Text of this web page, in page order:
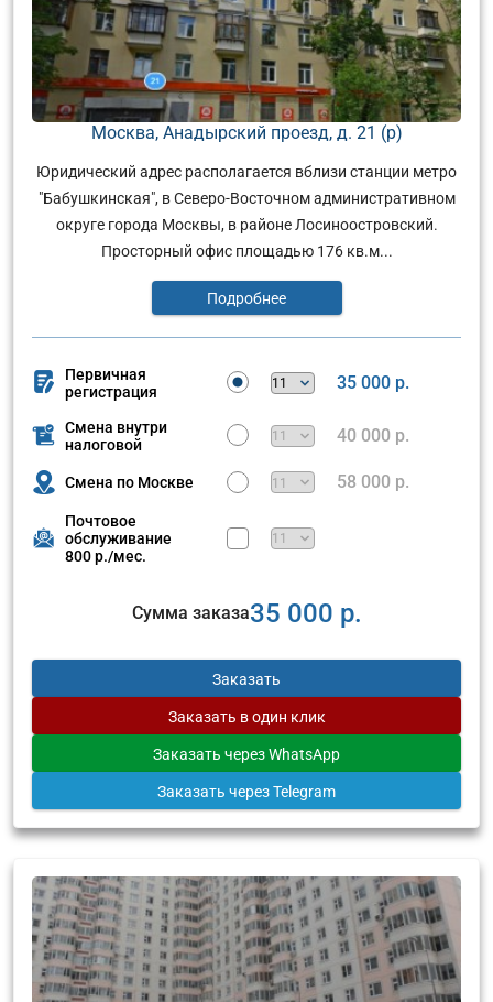
Москва, Анадырский проезд, д. 21 (р)
Юридический адрес располагается вблизи станции метро
"Бабушкинская", в Северо-Восточном административном
округе города Москвы, в районе Лосиноостровский.
Просторный офис площадью 176 кв.м...
Подробнее
Первичная
регистрация
35 000 р.
Смена внутри
налоговой
40 000 р.
Смена по Москве 58 000 р.
Почтовое
обслуживание
800 р./мес.
Сумма заказа35 000 р.
Заказать
Заказать в один клик
Заказать через WhatsApp
Заказать через Telegram